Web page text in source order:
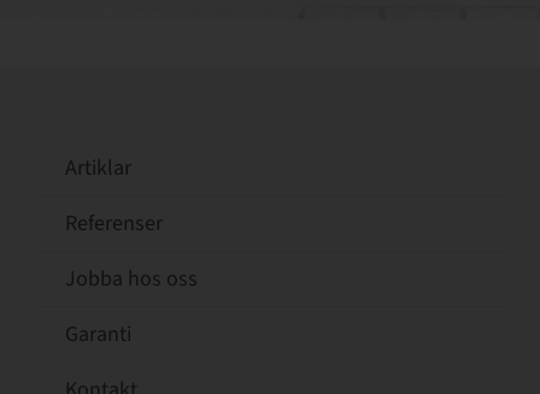
Artiklar
Referenser
Jobba hos oss
Garanti